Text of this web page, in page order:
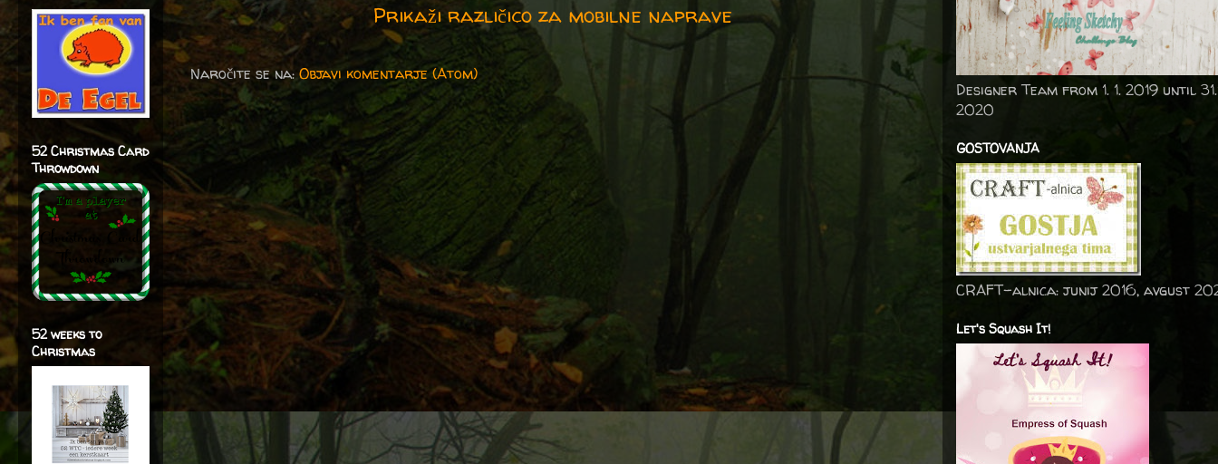
Prikaži različico za mobilne naprave
Naročite se na:Objavi komentarje (Atom)
52 Christmas Card
Throwdown
52 weeks to
Christmas
Designer Team from 1. 1. 2019 until
2020
GOSTOVANJA
CRAFT-alnica: junij 2016, avgust
Let's Squash It!